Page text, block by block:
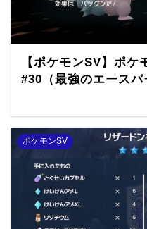
【ポケモンSV】ポ
#30（最強のエースバ
ポケモンSV